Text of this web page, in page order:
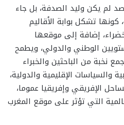
لم يكن وليد الصدفة، بل جاء
كونها تشكل بوابة الأقاليم
إضافة إلى موقعها
الوطني والدولي، ويطمح
نخبة من الباحثين والخبراء
والسياسات الإقليمية والدولية،
الإفريقي وإفريقيا عموما،
التي تؤثر على موقع المغرب